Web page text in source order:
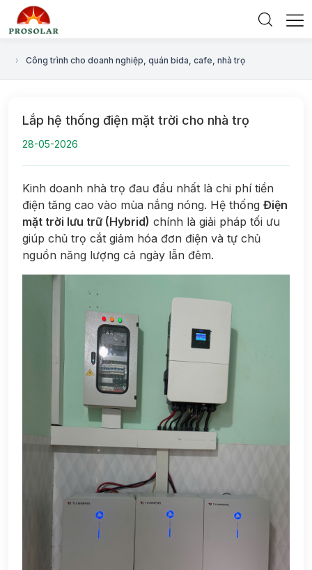
› Công trình cho doanh nghiệp, quán bida, cafe, nhà trọ
Lắp hệ thống điện mặt trời cho nhà trọ
28-05-2026
Kinh doanh nhà trọ đau đầu nhất là chi phí tiền
điện tăng cao vào mùa nắng nóng. Hệ thống Điện
mặt trời lưu trữ (Hybrid) chính là giải pháp tối ưu
giúp chủ trọ cắt giảm hóa đơn điện và tự chủ
nguồn năng lượng cả ngày lẫn đêm.